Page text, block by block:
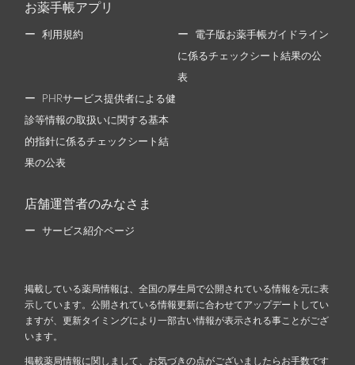
お薬手帳アプリ
利用規約 電子版お薬手帳ガイドライン
に係るチェックシート結果の公
表
PHRサービス提供者による健
診等情報の取扱いに関する基本
的指針に係るチェックシート結
果の公表
店舗運営者のみなさま
サービス紹介ページ
掲載している薬局情報は、全国の厚生局で公開されている情報を元に表
示しています。公開されている情報更新に合わせてアップデートしてい
ますが、更新タイミングにより一部古い情報が表示される事ことがござ
います。
掲載薬局情報に関しまして、お気づきの点がございましたらお手数です